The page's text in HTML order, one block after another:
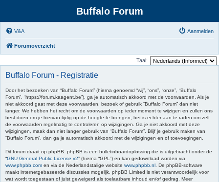
Buffalo Forum
V&A Aanmelden
Forumoverzicht
Taal:
Buffalo Forum - Registratie
Door het bezoeken van “Buffalo Forum” (hierna genoemd “wij”, “ons”, “onze”, “Buffalo
Forum”, “https://forum.kaagent.be”), ga je automatisch akkoord met de voorwaarden. Als je
niet akkoord gaat met deze voorwaarden, bezoek of gebruik “Buffalo Forum” dan niet
langer. We hebben het recht om de voorwaarden op ieder moment te wijzigen en zullen ons
best doen om je hiervan tijdig op de hoogte te brengen, het is echter aan te raden om zelf
de voorwaarden regelmatig te controleren op wijzigingen. Ga je niet akkoord met deze
wijzigingen, maak dan niet langer gebruik van “Buffalo Forum”. Blijf je gebruik maken van
“Buffalo Forum”, dan ga je automatisch akkoord met de wijzigingen en of toevoegingen.
Dit forum draait op phpBB. phpBB is een bulletinboardoplossing die is uitgebracht onder de
“GNU General Public License v2” (hierna “GPL”) en kan gedownload worden via
www.phpbb.com en via de Nederlandstalige website www.phpbb.nl . De phpBB-software
maakt internetgebaseerde discussies mogelijk. phpBB Limited is niet verantwoordelijk voor
wat wordt toegestaan of juist geweigerd als toelaatbare inhoud en/of gedrag. Meer